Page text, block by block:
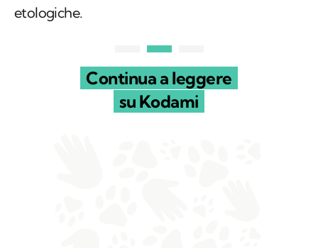
etologiche.
Continua a leggere
su Kodami